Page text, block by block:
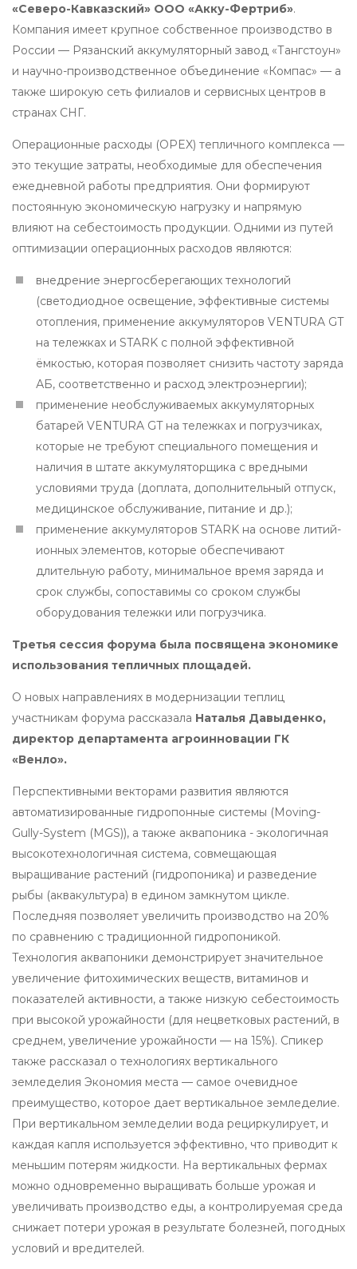
«Северо-Кавказский» ООО «Акку-Фертриб».
Компания имеет крупное собственное производство в
России — Рязанский аккумуляторный завод «Тангстоун»
и научно-производственное объединение «Компас» — а
также широкую сеть филиалов и сервисных центров в
странах СНГ.
Операционные расходы (OPEX) тепличного комплекса —
это текущие затраты, необходимые для обеспечения
ежедневной работы предприятия. Они формируют
постоянную экономическую нагрузку и напрямую
влияют на себестоимость продукции. Одними из путей
оптимизации операционных расходов являются:
внедрение энергосберегающих технологий
(светодиодное освещение, эффективные системы
отопления, применение аккумуляторов VENTURA GT
на тележках и STARK с полной эффективной
ёмкостью, которая позволяет снизить частоту заряда
АБ, соответственно и расход электроэнергии);
применение необслуживаемых аккумуляторных
батарей VENTURA GT на тележках и погрузчиках,
которые не требуют специального помещения и
наличия в штате аккумуляторщика с вредными
условиями труда (доплата, дополнительный отпуск,
медицинское обслуживание, питание и др.);
применение аккумуляторов STARK на основе литий-
ионных элементов, которые обеспечивают
длительную работу, минимальное время заряда и
срок службы, сопоставимы со сроком службы
оборудования тележки или погрузчика.
Третья сессия форума была посвящена экономике
использования тепличных площадей.
О новых направлениях в модернизации теплиц
участникам форума рассказала Наталья Давыденко,
директор департамента агроинновации ГК
«Венло».
Перспективными векторами развития являются
автоматизированные гидропонные системы (Moving-
Gully-System (MGS)), а также аквапоника - экологичная
высокотехнологичная система, совмещающая
выращивание растений (гидропоника) и разведение
рыбы (аквакультура) в едином замкнутом цикле.
Последняя позволяет увеличить производство на 20%
по сравнению с традиционной гидропоникой.
Технология аквапоники демонстрирует значительное
увеличение фитохимических веществ, витаминов и
показателей активности, а также низкую себестоимость
при высокой урожайности (для нецветковых растений, в
среднем, увеличение урожайности — на 15%). Спикер
также рассказал о технологиях вертикального
земледелия Экономия места — самое очевидное
преимущество, которое дает вертикальное земледелие.
При вертикальном земледелии вода рециркулирует, и
каждая капля используется эффективно, что приводит к
меньшим потерям жидкости. На вертикальных фермах
можно одновременно выращивать больше урожая и
увеличивать производство еды, а контролируемая среда
снижает потери урожая в результате болезней, погодных
условий и вредителей.